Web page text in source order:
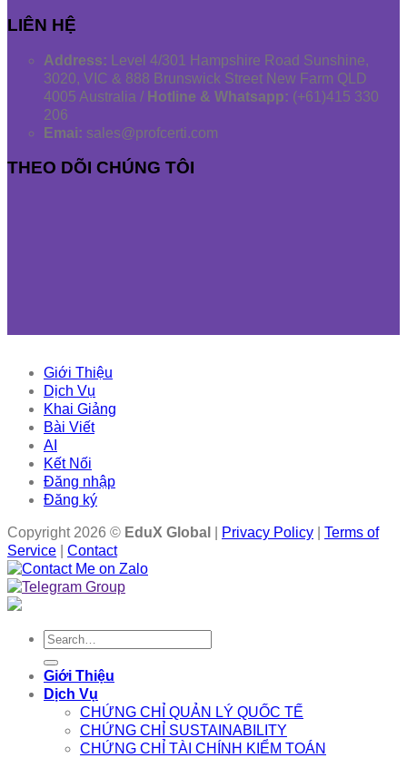
LIÊN HỆ
Address: Level 4/301 Hampshire Road Sunshine,
3020, VIC & 888 Brunswick Street New Farm QLD
4005 Australia / Hotline & Whatsapp: (+61)415 330
206
Emai: sales@profcerti.com
THEO DÕI CHÚNG TÔI
Giới Thiệu
Dịch Vụ
Khai Giảng
Bài Viết
AI
Kết Nối
Đăng nhập
Đăng ký
Copyright 2026 © EduX Global Privacy Policy
Terms of
Service
Contact
Search
Giới Thiệu
Dịch Vụ
CHỨNG CHỈ QUẢN LÝ QUỐC TẾ
CHỨNG CHỈ SUSTAINABILITY
CHỨNG CHỈ TÀI CHÍNH KIỂM TOÁN